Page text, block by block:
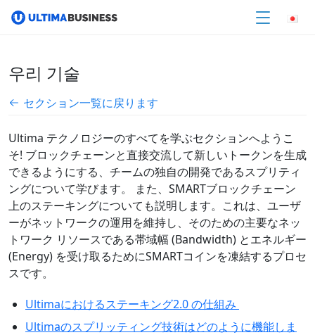
우리 기술
セクション一覧に戻ります
Ultima テクノロジーのすべてを学ぶセクションへようこ
そ! ブロックチェーンと直接交流して新しいトークンを生成
できるようにする、チームの独自の開発であるスプリティ
ングについて学びます。 また、SMARTブロックチェーン
上のステーキングについても説明します。これは、ユーザ
ーがネットワークの運用を維持し、そのための主要なネッ
トワーク リソースである帯域幅 (Bandwidth) とエネルギー
(Energy) を受け取るためにSMARTコインを凍結するプロセ
スです。
Ultimaにおけるステーキング2.0 の仕組み
Ultimaのスプリッティング技術はどのように機能しま